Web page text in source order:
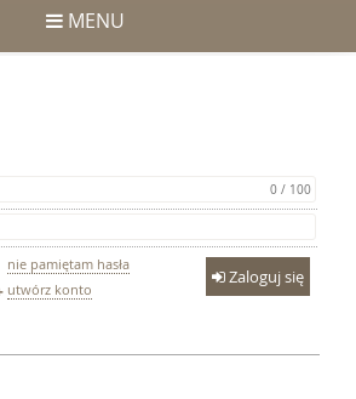
MENU
0 / 100
nie pamiętam hasła
utwórz konto
Zaloguj się